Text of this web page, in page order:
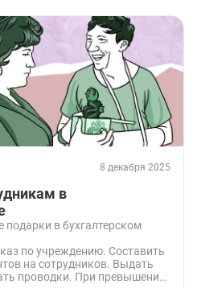
8 декабря 2025
в
в бухгалтерском
по учреждению. Составить
на сотрудников. Выдать
проводки. При превышении